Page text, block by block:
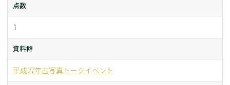
点数
1
資料群
平成27年古写真トークイベント